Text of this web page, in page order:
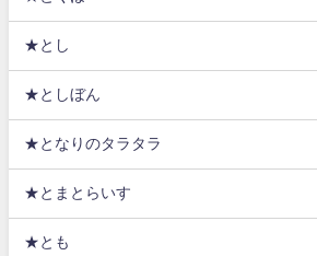
★とし
★としぼん
★となりのタラタラ
★とまとらいす
★とも